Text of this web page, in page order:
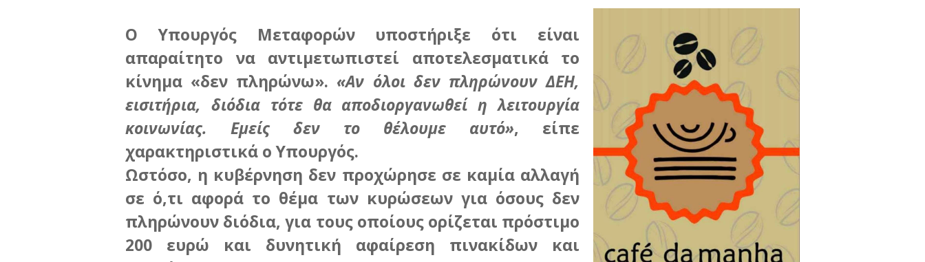
Ο Υπουργός Μεταφορών υποστήριξε ότι είναι
απαραίτητο να αντιμετωπιστεί αποτελεσματικά το
κίνημα «δεν πληρώνω». «Αν όλοι δεν πληρώνουν ΔΕΗ,
εισιτήρια, διόδια τότε θα αποδιοργανωθεί η λειτουργία
κοινωνίας. Εμείς δεν το θέλουμε αυτό», είπε
χαρακτηριστικά ο Υπουργός.
Ωστόσο, η κυβέρνηση δεν προχώρησε σε καμία αλλαγή
σε ό,τι αφορά το θέμα των κυρώσεων για όσους δεν
πληρώνουν διόδια, για τους οποίους ορίζεται πρόστιμο
200 ευρώ και δυνητική αφαίρεση πινακίδων και